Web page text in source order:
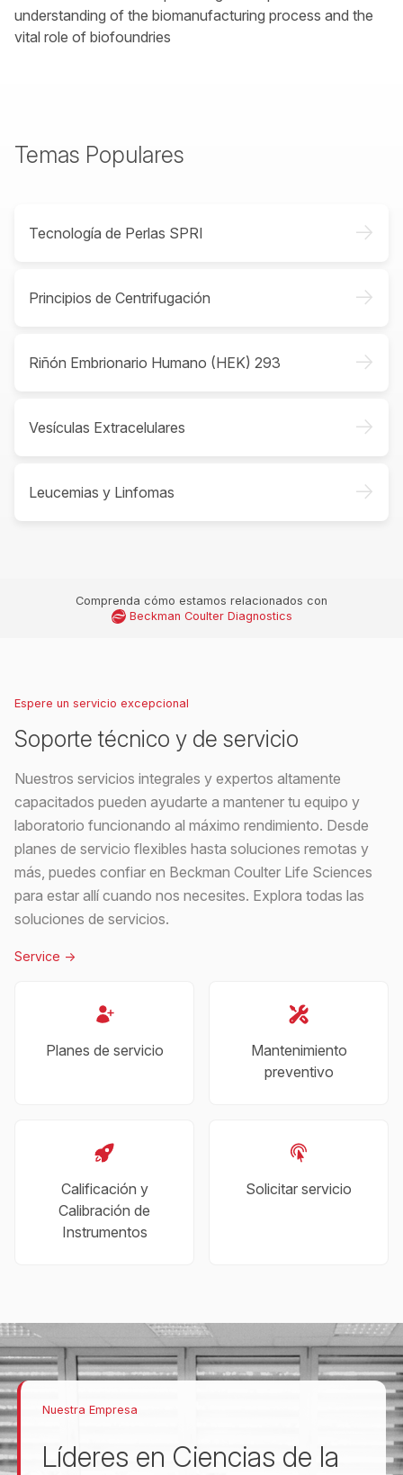
understanding of the biomanufacturing process and the
vital role of biofoundries
Temas Populares
Tecnología de Perlas SPRI ->
Principios de Centrifugación ->
Riñón Embrionario Humano (HEK) 293 ->
Vesículas Extracelulares ->
Leucemias y Linfomas ->
Comprenda cómo estamos relacionados con
Beckman Coulter Diagnostics
Espere un servicio excepcional
Soporte técnico y de servicio
Nuestros servicios integrales y expertos altamente
capacitados pueden ayudarte a mantener tu equipo y
laboratorio funcionando al máximo rendimiento. Desde
planes de servicio flexibles hasta soluciones remotas y
más, puedes confiar en Beckman Coulter Life Sciences
para estar allí cuando nos necesites. Explora todas las
soluciones de servicios.
Service ->
Planes de servicio
Mantenimiento
preventivo
Calificación y
Calibración de
Instrumentos
Solicitar servicio
Nuestra Empresa
Líderes en Ciencias de la